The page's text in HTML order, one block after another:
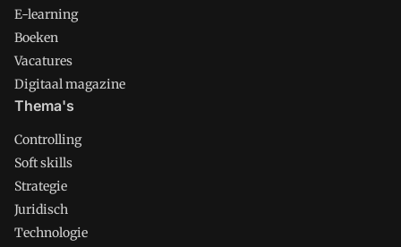
E-learning
Boeken
Vacatures
Digitaal magazine
Thema's
Controlling
Soft skills
Strategie
Juridisch
Technologie